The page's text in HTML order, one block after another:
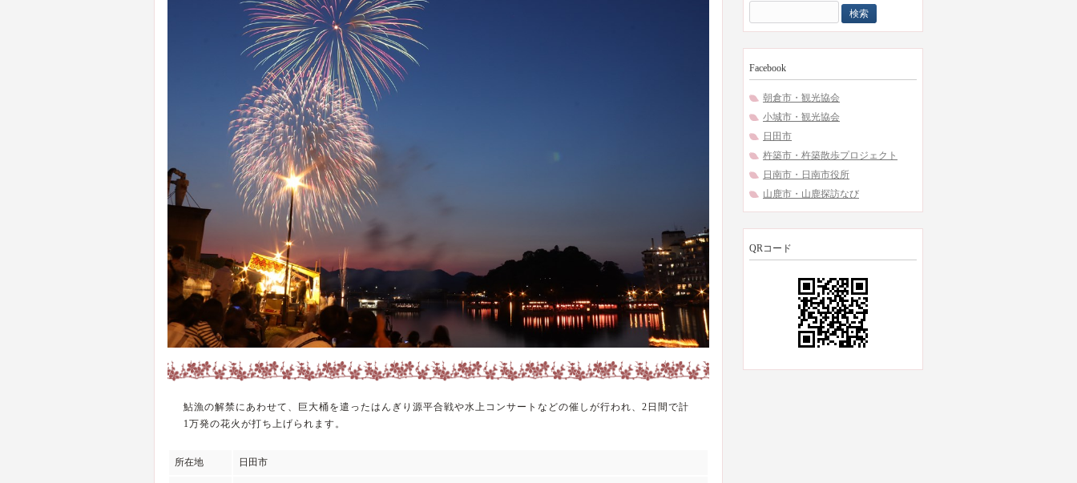
鮎漁の解禁にあわせて、巨大桶を遣ったはんぎり源平合戦や水上コンサートなどの催しが行われ、2日間で計
1万発の花火が打ち上げられます。
所在地 日田市
索:
Facebook
朝倉市・観光協会
小城市・観光協会
日田市
杵築市・杵築散歩プロジェクト
日南市・日南市役所
山鹿市・山鹿探訪なび
QRコード